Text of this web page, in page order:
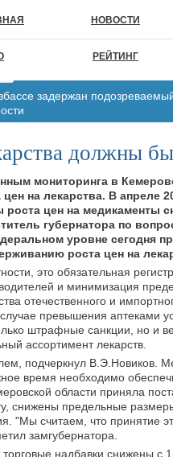
НОВОСТИ
РЕЙТИНГ
задержан
должны
мониторинга в
цен на лекарства. В апреле
роста цен на медикаменты
губернатора по
уровне сегодня
роста цен на
это обязательная
и минимизация
отечественного и
превышения аптеками
штрафные санкции, но и
ассортимент лекарств.
подчеркнул В.Э.Новиков.
время необходимо
области приняла
снижены предельные
"Мы считаем, что принятие
замгубернатора.
надбавки снижены с